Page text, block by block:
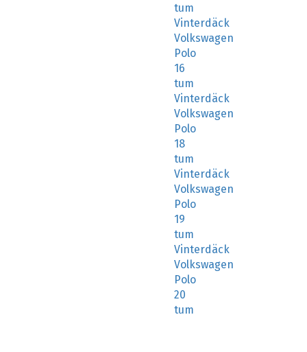
tum
Vinterdäck
Volkswagen
Polo
16
tum
Vinterdäck
Volkswagen
Polo
18
tum
Vinterdäck
Volkswagen
Polo
19
tum
Vinterdäck
Volkswagen
Polo
20
tum